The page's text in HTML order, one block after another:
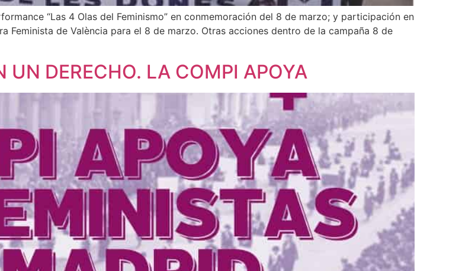
“Las 4 Olas del Feminismo” en conmemoración del 8 de marzo; y participación en
Feminista de València para el 8 de marzo. Otras acciones dentro de la campaña 8 de
UN DERECHO. LA COMPI APOYA